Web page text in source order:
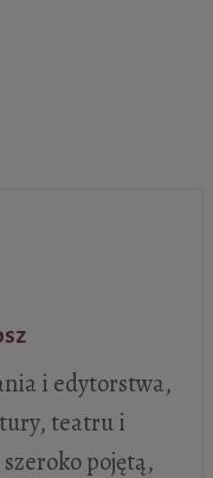
i edytorstwa,
teatru i
pojętą,